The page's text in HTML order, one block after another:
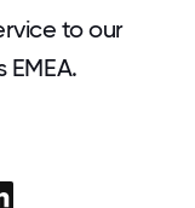
to our